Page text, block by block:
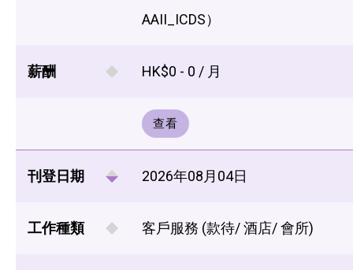
AAII_ICDS）
薪酬 HK$0 - 0 / 月
查看
刊登日期 2026年08月04日
工作種類 客戶服務 (款待/ 酒店/ 會所)